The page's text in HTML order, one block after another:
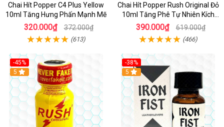
Chai Hít Popper C4 Plus Yellow
10ml Tăng Hưng Phấn Mạnh Mẽ
320.000₫ 372.000₫
(613)
Chai Hít Popper Rush Original Đỏ
10ml Tăng Phê Tự Nhiên Kích
Thích
390.000₫ 619.000₫
(466)
-45%
5
-38%
5